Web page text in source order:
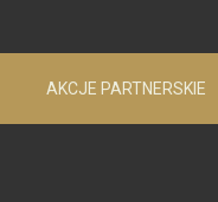
AKCJE PARTNERSKIE